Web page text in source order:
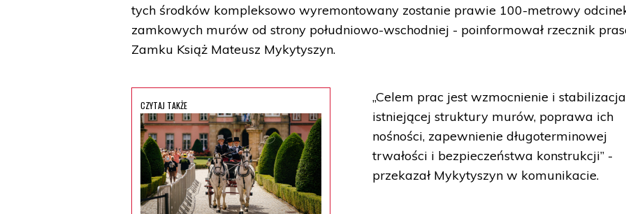
tych środków kompleksowo wyremontowany zostanie prawie 100-metrowy
zamkowych murów od strony południowo-wschodniej - poinformował rzecznik
Zamku Książ Mateusz Mykytyszyn.
CZYTAJ TAKŻE
„Celem prac jest wzmocnienie i stabilizacja
istniejącej struktury murów, poprawa ich
nośności, zapewnienie długoterminowej
trwałości i bezpieczeństwa konstrukcji” -
przekazał Mykytyszyn w komunikacie.